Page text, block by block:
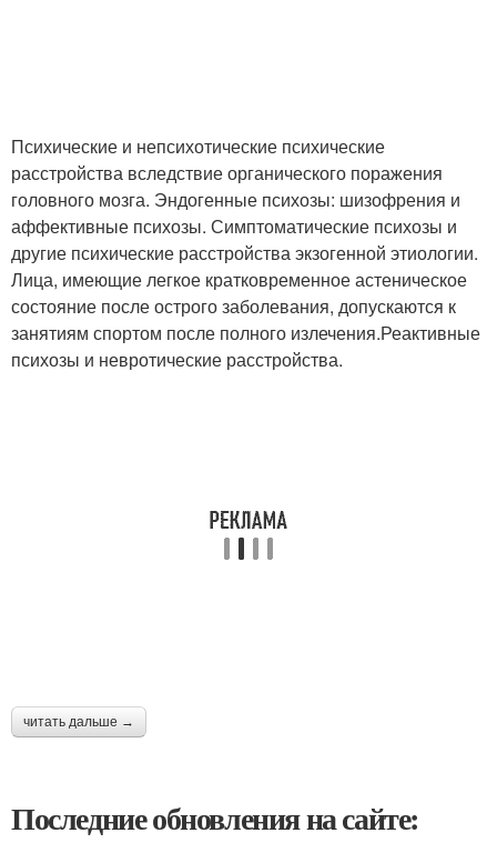
Психические и непсихотические психические
расстройства вследствие органического поражения
головного мозга. Эндогенные психозы: шизофрения и
аффективные психозы. Симптоматические психозы и
другие психические расстройства экзогенной этиологии.
Лица, имеющие легкое кратковременное астеническое
состояние после острого заболевания, допускаются к
занятиям спортом после полного излечения.Реактивные
психозы и невротические расстройства.
читать дальше →
Последние обновления на сайте: